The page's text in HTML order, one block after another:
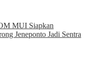
MUI Siapkan
Jeneponto Jadi Sentra